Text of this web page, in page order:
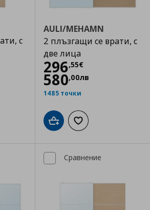
с
списъка с любими
AULI/MEHAMN
2 плъзгащи се врати, с
две лица
296,55€
Цена
580,00лв
1485 точки
Добави в кошницата
Добави към
Сравнение